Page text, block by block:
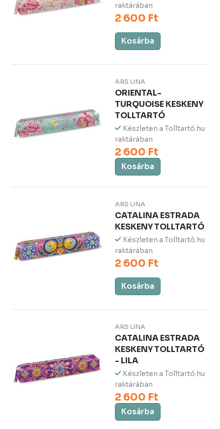
raktárában
2 600 Ft
Kosárba
ARS UNA
ORIENTAL-
TURQUOISE KESKENY
TOLLTARTÓ
Készleten a Tolltartó.hu
raktárában
2 600 Ft
Kosárba
ARS UNA
CATALINA ESTRADA
KESKENY TOLLTARTÓ
Készleten a Tolltartó.hu
raktárában
2 600 Ft
Kosárba
ARS UNA
CATALINA ESTRADA
KESKENY TOLLTARTÓ
- LILA
Készleten a Tolltartó.hu
raktárában
2 600 Ft
Kosárba